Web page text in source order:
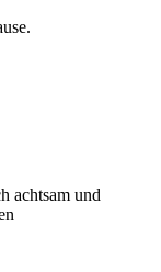
achtsam und